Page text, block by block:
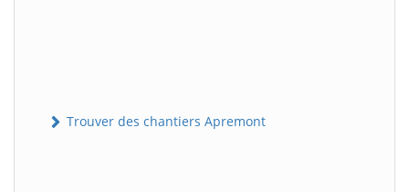
Trouver des chantiers Apremont